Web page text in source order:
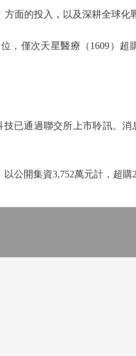
的投入，以及深耕全球化
僅次天星醫療（1609）超
已通過聯交所上市聆訊。消
開集資3,752萬元計，超購